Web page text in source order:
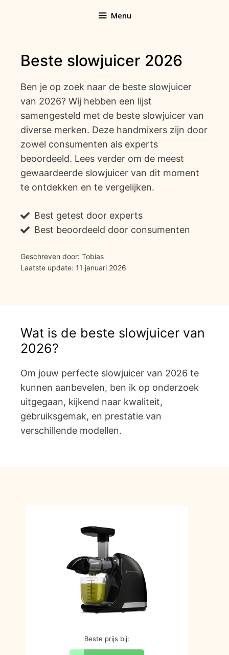
Menu
Beste slowjuicer 2026
Ben je op zoek naar de beste slowjuicer
van 2026? Wij hebben een lijst
samengesteld met de beste slowjuicer van
diverse merken. Deze handmixers zijn door
zowel consumenten als experts
beoordeeld. Lees verder om de meest
gewaardeerde slowjuicer van dit moment
te ontdekken en te vergelijken.
Best getest door experts
Best beoordeeld door consumenten
Geschreven door: Tobias
Laatste update: 11 januari 2026
Wat is de beste slowjuicer van
2026?
Om jouw perfecte slowjuicer van 2026 te
kunnen aanbevelen, ben ik op onderzoek
uitgegaan, kijkend naar kwaliteit,
gebruiksgemak, en prestatie van
verschillende modellen.
Beste prijs bij: